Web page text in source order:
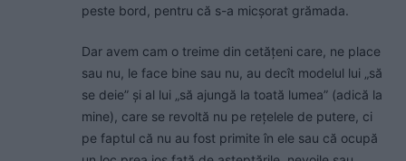
peste bord, pentru că s-a micșorat grămada.
Dar avem cam o treime din cetățeni care, ne place
sau nu, le face bine sau nu, au decît modelul lui „să
se deie” și al lui „să ajungă la toată lumea” (adică la
mine), care se revoltă nu pe rețelele de putere, ci
pe faptul că nu au fost primite în ele sau că ocupă